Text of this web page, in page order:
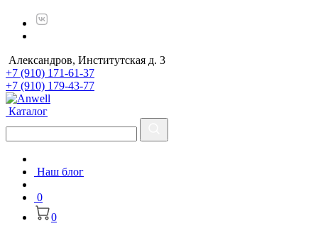
Александров, Институтская д. 3
+7 (910) 171-61-37
+7 (910) 179-43-77
Каталог
Наш блог
0
0